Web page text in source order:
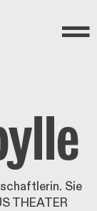
Menü
Sie
THEATER